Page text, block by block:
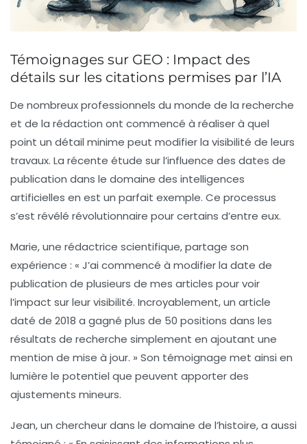
Témoignages sur GEO : Impact des
détails sur les citations permises par l’IA
De nombreux professionnels du monde de la recherche
et de la rédaction ont commencé à réaliser à quel
point un détail minime peut modifier la visibilité de leurs
travaux. La récente étude sur l’influence des dates de
publication dans le domaine des intelligences
artificielles en est un parfait exemple. Ce processus
s’est révélé révolutionnaire pour certains d’entre eux.
Marie, une rédactrice scientifique, partage son
expérience : « J’ai commencé à modifier la date de
publication de plusieurs de mes articles pour voir
l’impact sur leurvisibilité. Incroyablement, un article
daté de 2018 a gagné plus de 50 positions dans les
résultats de recherche simplement en ajoutant une
mention de mise à jour. » Son témoignage met ainsi en
lumière le potentiel que peuvent apporter des
ajustements mineurs.
Jean, un chercheur dans le domaine de l’histoire, a aussi